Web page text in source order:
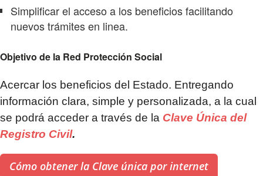
Simplificar el acceso a los beneficios facilitando
nuevos trámites en linea.
Objetivo de la Red Protección Social
Acercar los beneficios del Estado. Entregando
información clara, simple y personalizada, a la cual
se podrá acceder a través de la Clave Única del
Registro Civil.
Cómo obtener la Clave única por internet